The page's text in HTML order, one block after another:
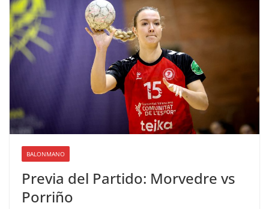
BALONMANO
Previa del Partido: Morvedre vs
Porriño